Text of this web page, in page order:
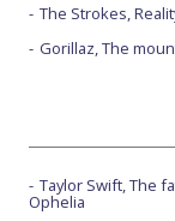
The Strokes,
Gorillaz, The
Taylor Swift, The
Ophelia